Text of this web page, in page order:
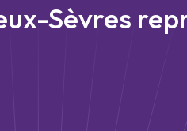
Sèvres